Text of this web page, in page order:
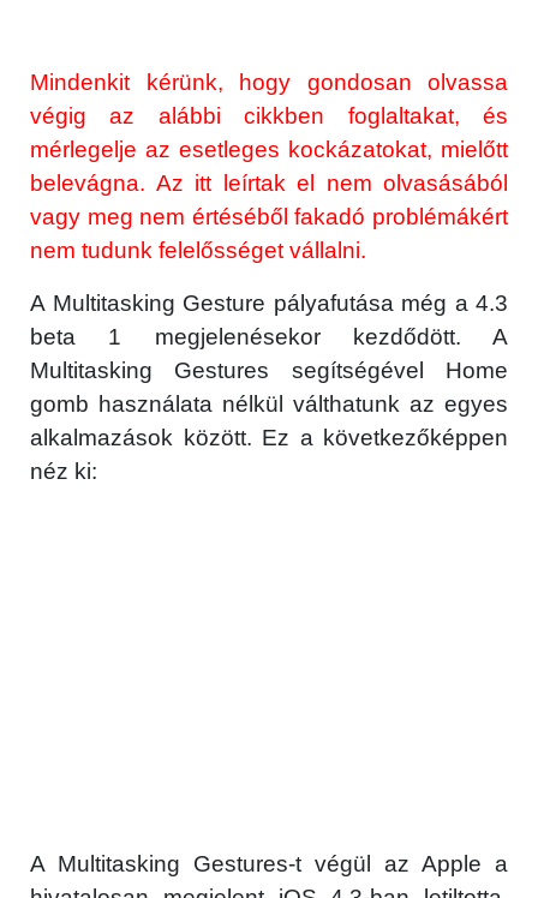
Mindenkit kérünk, hogy gondosan olvassa
végig az alábbi cikkben foglaltakat, és
mérlegelje az esetleges kockázatokat, mielőtt
belevágna. Az itt leírtak el nem olvasásából
vagy meg nem értéséből fakadó problémákért
nem tudunk felelősséget vállalni.
A Multitasking Gesture pályafutása még a 4.3
beta 1 megjelenésekor kezdődött. A
Multitasking Gestures segítségével Home
gomb használata nélkül válthatunk az egyes
alkalmazások között. Ez a következőképpen
néz ki:
A Multitasking Gestures-t végül az Apple a